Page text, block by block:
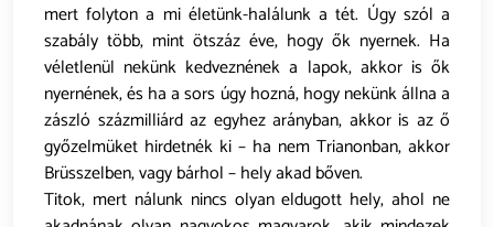
mert folyton a mi életünk-halálunk a tét. Úgy szól a
szabály több, mint ötszáz éve, hogy ők nyernek. Ha
véletlenül nekünk kedveznének a lapok, akkor is ők
nyernének, és ha a sors úgy hozná, hogy nekünk állna a
zászló százmilliárd az egyhez arányban, akkor is az ő
győzelmüket hirdetnék ki – ha nem Trianonban, akkor
Brüsszelben, vagy bárhol – hely akad bőven.
Titok, mert nálunk nincs olyan eldugott hely, ahol ne